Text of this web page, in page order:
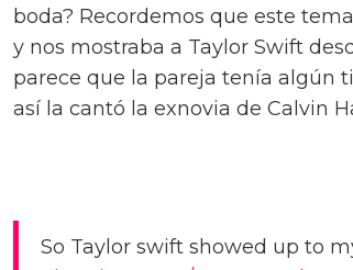
boda? Recordemos que este
y nos mostraba a Taylor Swift
parece que la pareja tenía algún
así la cantó la exnovia de Calvin
So Taylor swift showed up to